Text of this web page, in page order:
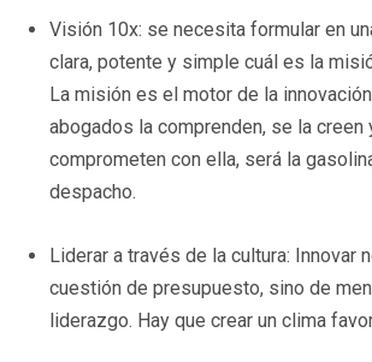
Visión 10x: se necesita formular en
clara, potente y simple cuál es la
La misión es el motor de la
abogados la comprenden, se la creen
comprometen con ella, será la
despacho.
Liderar a través de la cultura: Innovar
cuestión de presupuesto, sino de
liderazgo. Hay que crear un clima